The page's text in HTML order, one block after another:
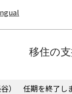
移住の
） 任期を終了し